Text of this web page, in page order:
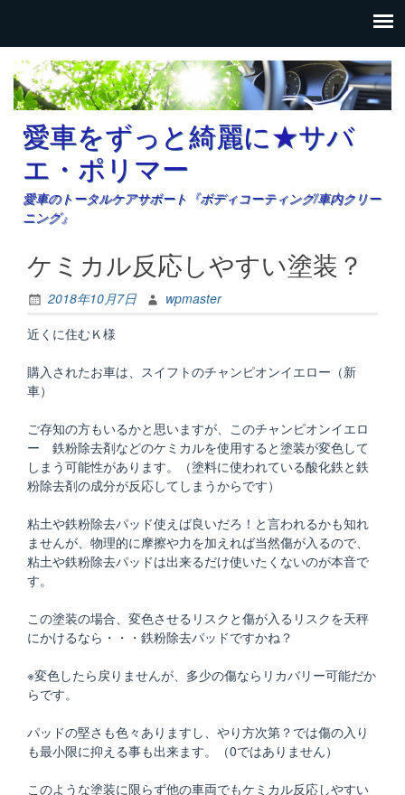
愛車をずっと綺麗に★サバ
エ・ポリマー
愛車のトータルケアサポート『ボディコーティング/車内クリー
ニング』
ケミカル反応しやすい塗装？
2018年10月7日
wpmaster
近くに住むＫ様
購入されたお車は、スイフトのチャンピオンイエロー（新
車）
ご存知の方もいるかと思いますが、このチャンピオンイエロ
ー 鉄粉除去剤などのケミカルを使用すると塗装が変色して
しまう可能性があります。（塗料に使われている酸化鉄と鉄
粉除去剤の成分が反応してしまうからです）
粘土や鉄粉除去パッド使えば良いだろ！と言われるかも知れ
ませんが、物理的に摩擦や力を加えれば当然傷が入るので、
粘土や鉄粉除去パッドは出来るだけ使いたくないのが本音で
す。
この塗装の場合、変色させるリスクと傷が入るリスクを天秤
にかけるなら・・・鉄粉除去パッドですかね？
※変色したら戻りませんが、多少の傷ならリカバリー可能だか
らです。
パッドの堅さも色々ありますし、やり方次第？では傷の入り
も最小限に抑える事も出来ます。（0ではありません）
このような塗装に限らず他の車両でもケミカル反応しやすい